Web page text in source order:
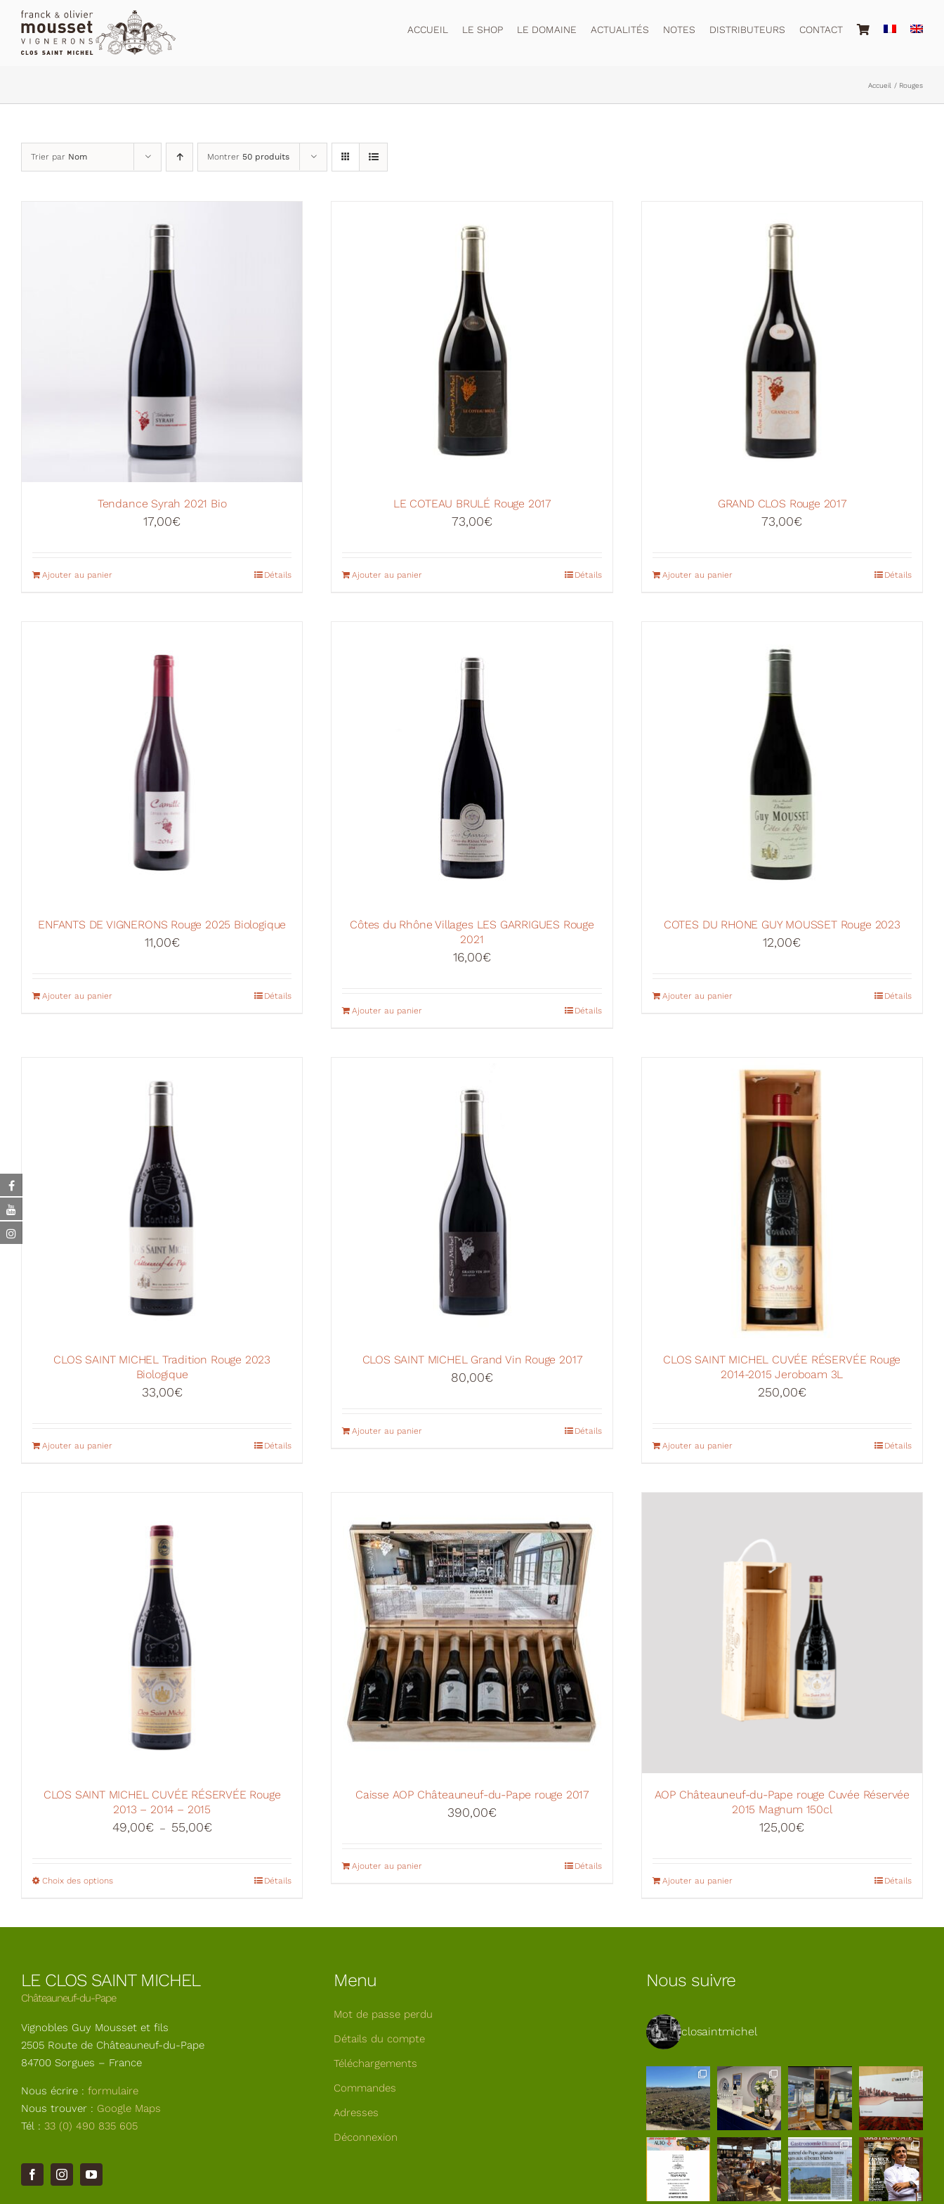
contenu
ACCUEIL LE SHOP LE DOMAINE ACTUALITÉS NOTES DISTRIBUTEURS CONTACT
Accueil Rouges
Trier par Nom Montrer 50 produits
Tendance Syrah 2021 Bio
17,00€
Ajouter au panier Détails
LE COTEAU BRULÉ Rouge 2017
73,00€
Ajouter au panier Détails
GRAND CLOS Rouge 2017
73,00€
Ajouter au panier Détails
ENFANTS DE VIGNERONS Rouge 2025 Biologique
11,00€
Ajouter au panier Détails
Côtes du Rhône Villages LES GARRIGUES Rouge
2021
16,00€
Ajouter au panier Détails
COTES DU RHONE GUY MOUSSET Rouge 2023
12,00€
Ajouter au panier Détails
CLOS SAINT MICHEL Tradition Rouge 2023
Biologique
33,00€
Ajouter au panier Détails
CLOS SAINT MICHEL Grand Vin Rouge 2017
80,00€
Ajouter au panier Détails
CLOS SAINT MICHEL CUVÉE RÉSERVÉE Rouge
2014-2015 Jeroboam 3L
250,00€
Ajouter au panier Détails
CLOS SAINT MICHEL CUVÉE RÉSERVÉE Rouge
2013 – 2014 – 2015
49,00€ – 55,00€Plage
Choix des optionsCe
plusieurs
options
peuvent
choisies
sur
la
du
produit
Détails
Caisse AOP Châteauneuf-du-Pape rouge 2017
390,00€
Ajouter au panier Détails
AOP Châteauneuf-du-Pape rouge Cuvée Réservée
2015 Magnum 150cl
125,00€
Ajouter au panier Détails
LE CLOS SAINT MICHEL
Châteauneuf-du-Pape
Vignobles Guy Mousset et fils
2505 Route de Châteauneuf-du-Pape
84700 Sorgues – France
Nous écrire : formulaire
Nous trouver : Google Maps
Tél : 33 (0) 490 835 605
Menu
Mot de passe perdu
Détails du compte
Téléchargements
Commandes
Adresses
Déconnexion
Nous suivre
closaintmichel